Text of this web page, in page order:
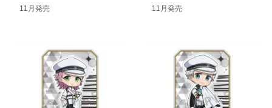
11月発売 11月発売